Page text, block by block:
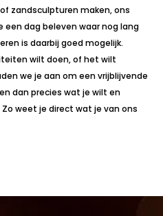
zandsculpturen maken, ons
een dag beleven waar nog lang
is daarbij goed mogelijk.
wilt doen, of het wilt
we je aan om een vrijblijvende
dan precies wat je wilt en
weet je direct wat je van ons